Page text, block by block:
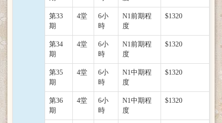
第33
期
4堂
6小
時
N1前期程
度
$1320
第34
期
4堂
6小
時
N1前期程
度
$1320
第35
期
4堂
6小
時
N1中期程
度
$1320
第36
期
4堂
6小
時
N1中期程
度
$1320